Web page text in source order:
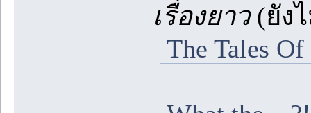
เรื่องยาว (ยัง
The Tales